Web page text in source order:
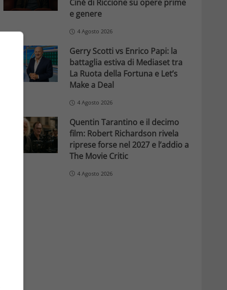
Ciné di Riccione su opere prime
e genere
4 Agosto 2026
Gerry Scotti vs Enrico Papi: la
battaglia estiva di Mediaset tra
La Ruota della Fortuna e Let’s
Make a Deal
4 Agosto 2026
Quentin Tarantino e il decimo
film: Robert Richardson rivela
riprese forse nel 2027 e l’addio a
The Movie Critic
4 Agosto 2026